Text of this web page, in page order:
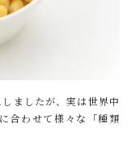
ましたが、実は世界中
合わせて様々な「種類